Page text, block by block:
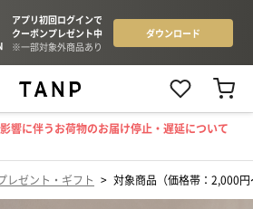
響に伴うお荷物のお届け停止・遅延について
レゼント・ギフト > 対象商品（価格帯：2,000